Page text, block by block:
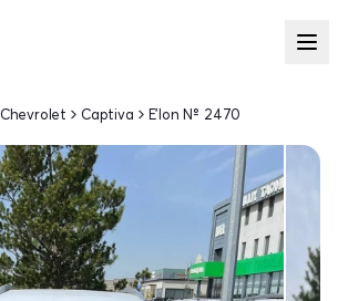
Chevrolet Captiva E'lon № 2470